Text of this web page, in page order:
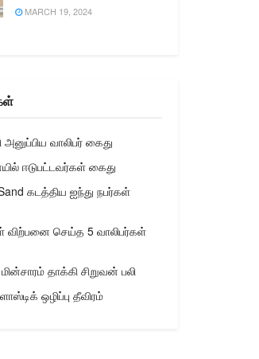
MARCH 19, 2024
வாலிபர் கைது
ஈடுபட்டவர்கள் கைது
கடத்திய ஐந்து நபர்கள்
செய்த 5 வாலிபர்கள்
தாக்கி சிறுவன் பலி
ஒழிப்பு தீவிரம்